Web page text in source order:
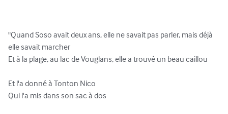
"Quand Soso avait deux ans, elle ne savait pas parler, mais déjà
elle savait marcher
Et à la plage, au lac de Vouglans, elle a trouvé un beau caillou
Et l'a donné à Tonton Nico
Qui l'a mis dans son sac à dos